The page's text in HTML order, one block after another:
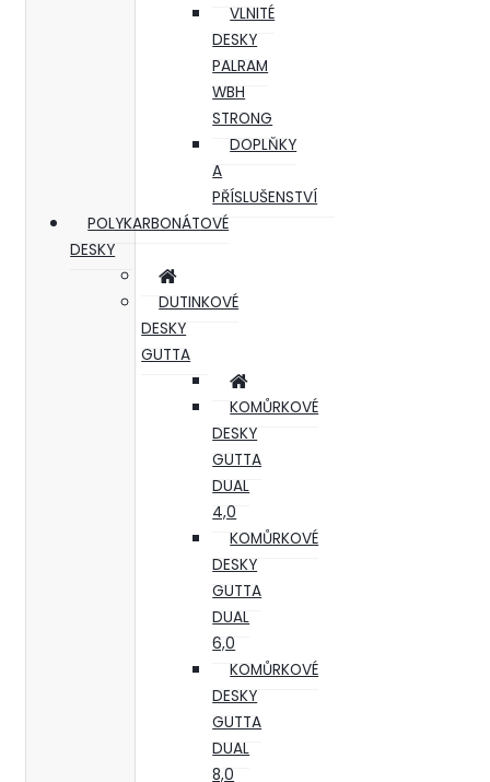
VLNITÉ
DESKY
PALRAM
WBH
STRONG
DOPLŇKY
A
PŘÍSLUŠENSTVÍ
POLYKARBONÁTOVÉ
DESKY
DUTINKOVÉ
DESKY
GUTTA
KOMŮRKOVÉ
DESKY
GUTTA
DUAL
4,0
KOMŮRKOVÉ
DESKY
GUTTA
DUAL
6,0
KOMŮRKOVÉ
DESKY
GUTTA
DUAL
8,0